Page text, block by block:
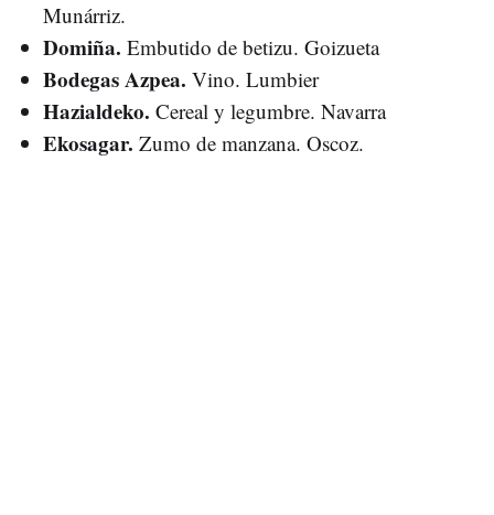
Munárriz.
Domiña. Embutido de betizu. Goizueta
Bodegas Azpea. Vino. Lumbier
Hazialdeko. Cereal y legumbre. Navarra
Ekosagar. Zumo de manzana. Oscoz.